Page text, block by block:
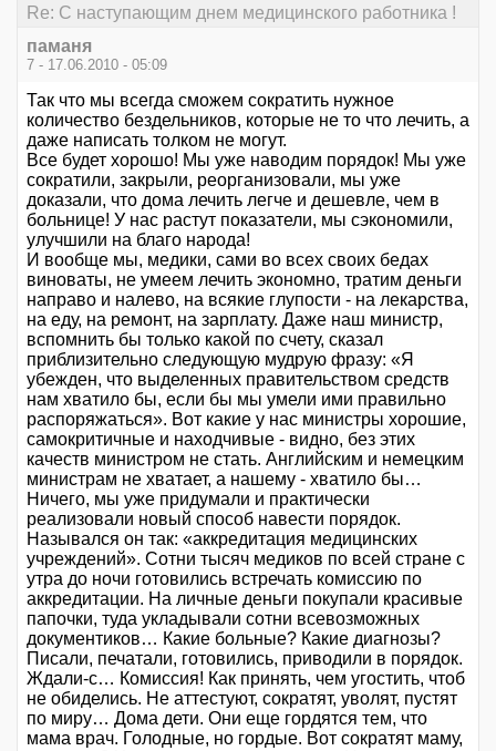
Re: С наступающим днем медицинского работника !
паманя
7 - 17.06.2010 - 05:09
Так что мы всегда сможем сократить нужное
количество бездельников, которые не то что лечить, а
даже написать толком не могут.
Все будет хорошо! Мы уже наводим порядок! Мы уже
сократили, закрыли, реорганизовали, мы уже
доказали, что дома лечить легче и дешевле, чем в
больнице! У нас растут показатели, мы сэкономили,
улучшили на благо народа!
И вообще мы, медики, сами во всех своих бедах
виноваты, не умеем лечить экономно, тратим деньги
направо и налево, на всякие глупости - на лекарства,
на еду, на ремонт, на зарплату. Даже наш министр,
вспомнить бы только какой по счету, сказал
приблизительно следующую мудрую фразу: «Я
убежден, что выделенных правительством средств
нам хватило бы, если бы мы умели ими правильно
распоряжаться». Вот какие у нас министры хорошие,
самокритичные и находчивые - видно, без этих
качеств министром не стать. Английским и немецким
министрам не хватает, а нашему - хватило бы…
Ничего, мы уже придумали и практически
реализовали новый способ навести порядок.
Назывался он так: «аккредитация медицинских
учреждений». Сотни тысяч медиков по всей стране с
утра до ночи готовились встречать комиссию по
аккредитации. На личные деньги покупали красивые
папочки, туда укладывали сотни всевозможных
документиков… Какие больные? Какие диагнозы?
Писали, печатали, готовились, приводили в порядок.
Ждали-с… Комиссия! Как принять, чем угостить, чтоб
не обиделись. Не аттестуют, сократят, уволят, пустят
по миру… Дома дети. Они еще гордятся тем, что
мама врач. Голодные, но гордые. Вот сократят маму,